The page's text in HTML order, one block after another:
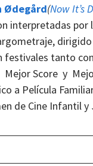
Ødegård(Now It’s
interpretadas por
festivales tanto
Mejor Score y
a Película
de Cine Infantil